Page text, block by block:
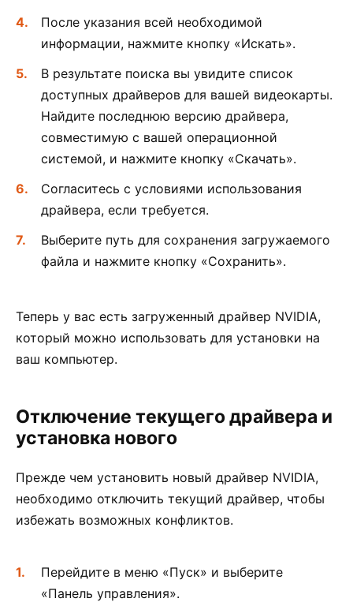
После указания всей необходимой
информации, нажмите кнопку «Искать».
В результате поиска вы увидите список
доступных драйверов для вашей видеокарты.
Найдите последнюю версию драйвера,
совместимую с вашей операционной
системой, и нажмите кнопку «Скачать».
Согласитесь с условиями использования
драйвера, если требуется.
Выберите путь для сохранения загружаемого
файла и нажмите кнопку «Сохранить».
Теперь у вас есть загруженный драйвер NVIDIA,
который можно использовать для установки на
ваш компьютер.
Отключение текущего драйвера и
установка нового
Прежде чем установить новый драйвер NVIDIA,
необходимо отключить текущий драйвер, чтобы
избежать возможных конфликтов.
Перейдите в меню «Пуск» и выберите
«Панель управления».